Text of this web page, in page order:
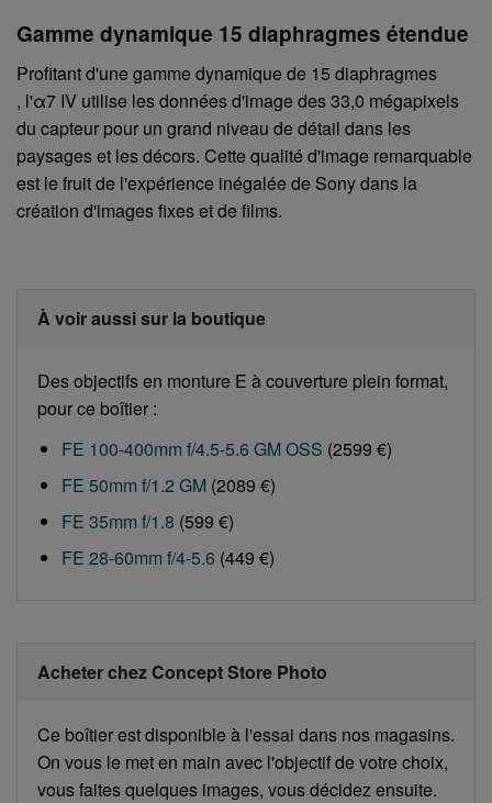
Gamme dynamique 15 diaphragmes étendue
Profitant d'une gamme dynamique de 15 diaphragmes
, l'α7 IV utilise les données d'image des 33,0 mégapixels
du capteur pour un grand niveau de détail dans les
paysages et les décors. Cette qualité d'image remarquable
est le fruit de l'expérience inégalée de Sony dans la
création d'images fixes et de films.
À voir aussi sur la boutique
Des objectifs en monture E à couverture plein format,
pour ce boîtier :
FE 100-400mm f/4.5-5.6 GM OSS (2599 €)
FE 50mm f/1.2 GM (2089 €)
FE 35mm f/1.8 (599 €)
FE 28-60mm f/4-5.6 (449 €)
Acheter chez Concept Store Photo
Ce boîtier est disponible à l'essai dans nos magasins.
On vous le met en main avec l'objectif de votre choix,
vous faites quelques images, vous décidez ensuite.